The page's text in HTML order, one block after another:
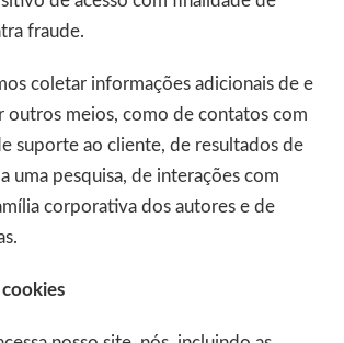
fraude.
coletar informações adicionais de e
outros meios, como de contatos com
suporte ao cliente, de resultados de
uma pesquisa, de interações com
corporativa dos autores e de